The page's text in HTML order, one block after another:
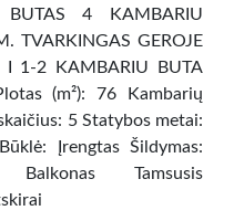
BUTAS 4 KAMBARIU
TVARKINGAS GEROJE
I 1-2 KAMBARIU BUTA
(m²): 76 Kambarių
5 Statybos metai:
Įrengtas Šildymas:
Balkonas Tamsusis